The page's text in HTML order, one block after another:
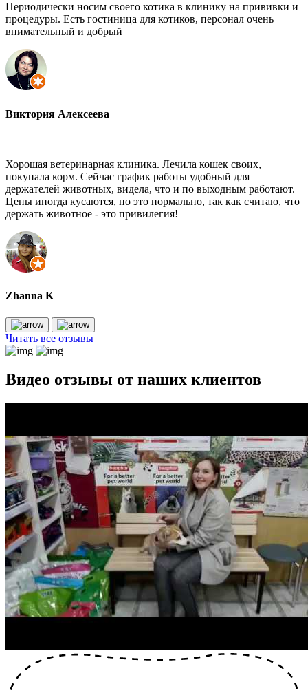
Периодически носим своего котика в клинику на прививки и
процедуры. Есть гостиница для котиков, персонал очень
внимательный и добрый
Виктория Алексеева
Хорошая ветеринарная клиника. Лечила кошек своих,
покупала корм. Сейчас график работы удобный для
держателей животных, видела, что и по выходным работают.
Цены иногда кусаются, но это нормально, так как считаю, что
держать животное - это привилегия!
Zhanna K
Читать все отзывы
Видео отзывы от наших клиентов